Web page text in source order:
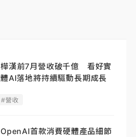
樺漢前7月營收破千億 看好實
體AI落地將持續驅動長期成長
#營收
OpenAI首款消費硬體產品細節